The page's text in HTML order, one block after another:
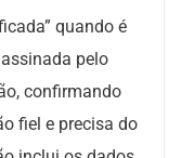
quando é
pelo
confirmando
fiel e precisa do